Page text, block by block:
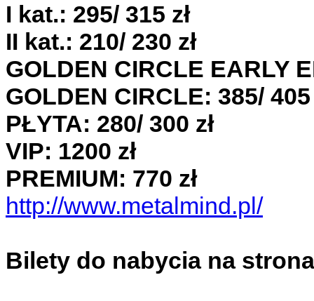
I kat.: 295/ 315 zł
II kat.: 210/ 230 zł
GOLDEN CIRCLE EARLY
GOLDEN CIRCLE: 385/ 405
PŁYTA: 280/ 300 zł
VIP: 1200 zł
PREMIUM: 770 zł
http://www.metalmind.pl/
Bilety do nabycia na